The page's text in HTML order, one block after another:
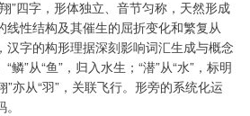
”四字，形体独立、音节匀称，天然形成
线性结构及其催生的屈折变化和繁复从
汉字的构形理据深刻影响词汇生成与概念
”从“鱼”，归入水生；“潜”从“水”，标明
”亦从“羽”，关联飞行。形旁的系统化运